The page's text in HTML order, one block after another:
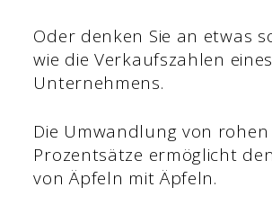
Oder denken Sie an etwas
wie die Verkaufszahlen eines
Unternehmens.
Die Umwandlung von
Prozentsätze ermöglicht
von Äpfeln mit Äpfeln.